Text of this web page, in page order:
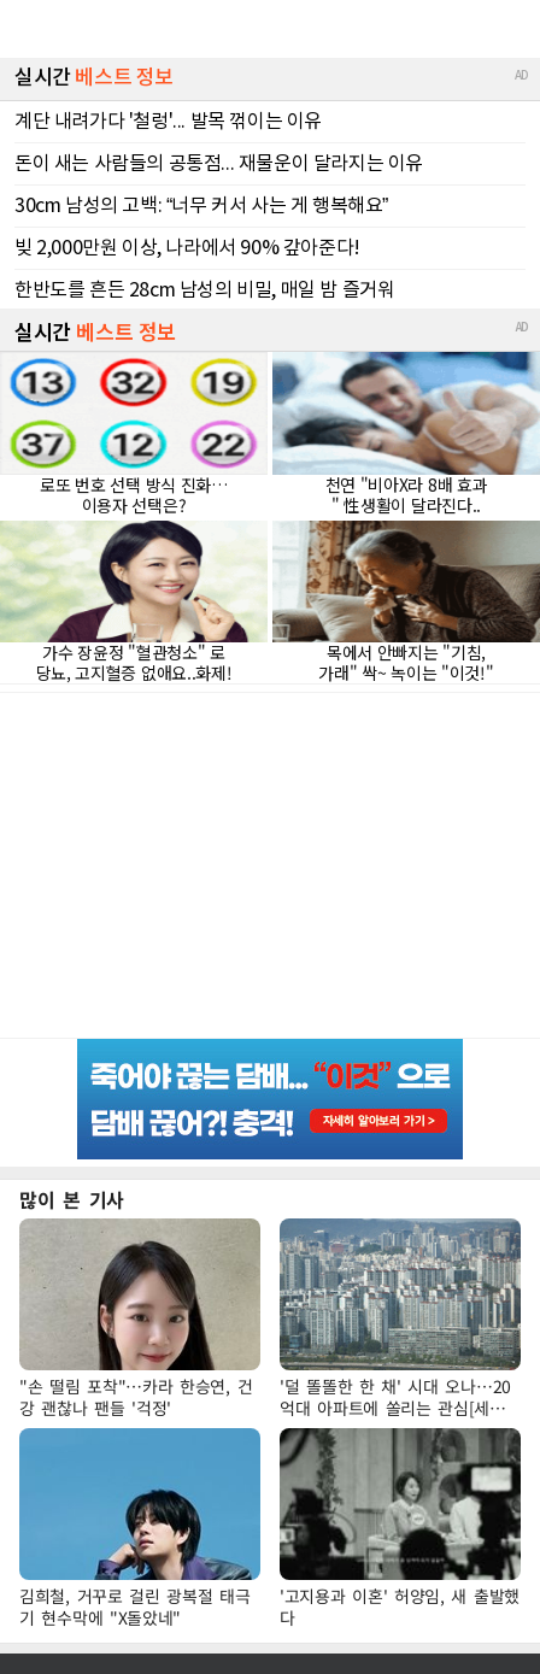
많이 본 기사
"손 떨림 포착"…카라 한승연, 건
강 괜찮나 팬들 '걱정'
'덜 똘똘한 한 채' 시대 오나…20
억대 아파트에 쏠리는 관심[세제
개편, 그 이후②]
김희철, 거꾸로 걸린 광복절 태극
기 현수막에 "X돌았네"
'고지용과 이혼' 허양임, 새 출발했
다